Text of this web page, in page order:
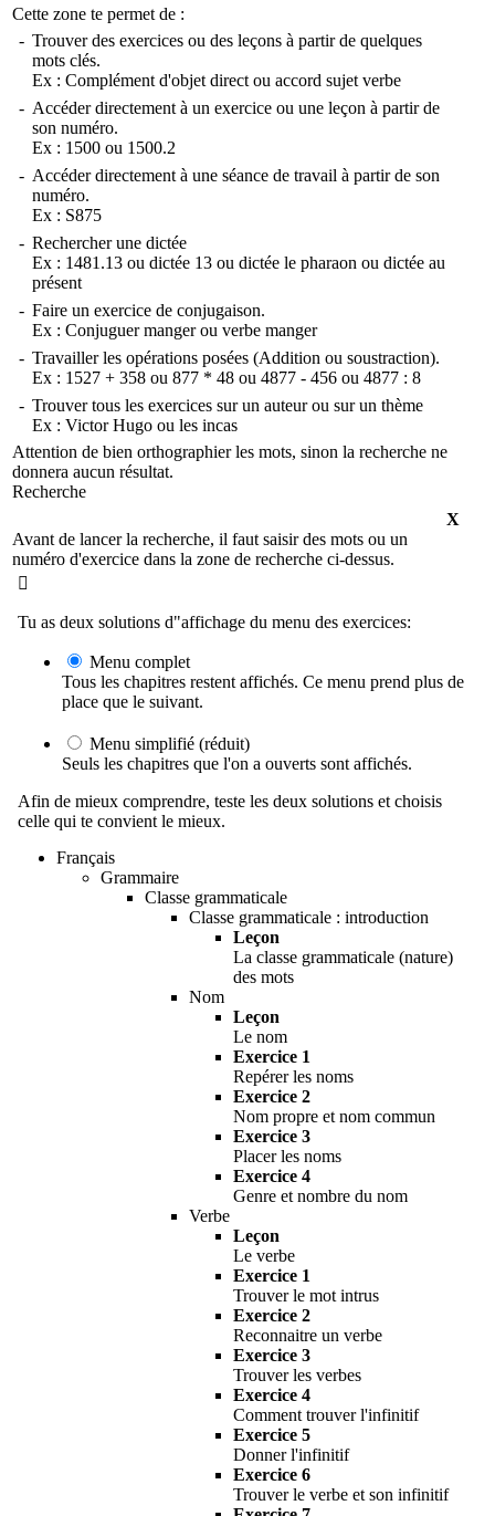
Cette zone te permet de :
- Trouver des exercices ou des leçons à partir de quelques
mots clés.
Ex : Complément d'objet direct ou accord sujet verbe
- Accéder directement à un exercice ou une leçon à partir de
son numéro.
Ex : 1500 ou 1500.2
- Accéder directement à une séance de travail à partir de son
numéro.
Ex : S875
- Rechercher une dictée
Ex : 1481.13 ou dictée 13 ou dictée le pharaon ou dictée au
présent
- Faire un exercice de conjugaison.
Ex : Conjuguer mangerou verbe manger
- Travailler les opérations posées (Addition ou soustraction).
Ex : 1527 + 358 ou 877 * 48 ou 4877 - 456 ou 4877 : 8
- Trouver tous les exercices sur un auteur ou sur un thème
Ex : Victor Hugo ou les incas
Attention de bien orthographier les mots, sinon la recherche ne
donnera aucun résultat.
Recherche
X
Avant de lancer la recherche, il faut saisir des mots ou un
numéro d'exercice dans la zone de recherche ci-dessus.

Tu as deux solutions d"affichage du menu des exercices:
Menu complet
Tous les chapitres restent affichés. Ce menu prend plus de
place que le suivant.
Menu simplifié (réduit)
Seuls les chapitres que l'on a ouverts sont affichés.
Afin de mieux comprendre, teste les deux solutions et choisis
celle qui te convient le mieux.
Français
Grammaire
Classe grammaticale
Classe grammaticale : introduction
Leçon
La classe grammaticale (nature)
des mots
Nom
Leçon
Le nom
Exercice 1
Repérer les noms
Exercice 2
Nom propre et nom commun
Exercice 3
Placer les noms
Exercice 4
Genre et nombre du nom
Verbe
Leçon
Le verbe
Exercice 1
Trouver le mot intrus
Exercice 2
Reconnaitre un verbe
Exercice 3
Trouver les verbes
Exercice 4
Comment trouver l'infinitif
Exercice 5
Donner l'infinitif
Exercice 6
Trouver le verbe et son infinitif